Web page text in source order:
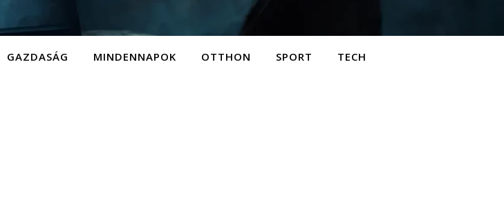
GAZDASÁG MINDENNAPOK OTTHON SPORT TECH